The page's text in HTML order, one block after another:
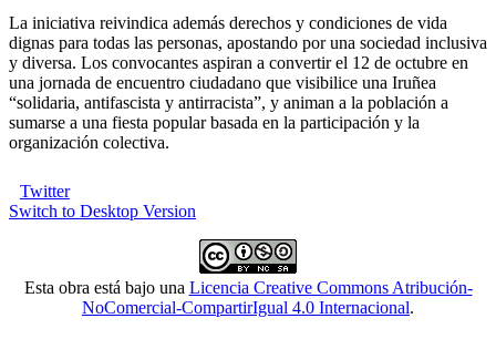
La iniciativa reivindica además derechos y condiciones de vida
dignas para todas las personas, apostando por una sociedad inclusiva
y diversa. Los convocantes aspiran a convertir el 12 de octubre en
una jornada de encuentro ciudadano que visibilice una Iruñea
“solidaria, antifascista y antirracista”, y animan a la población a
sumarse a una fiesta popular basada en la participación y la
organización colectiva.
Twitter
Switch to Desktop Version
Esta obra está bajo una Licencia Creative Commons Atribución-
NoComercial-CompartirIgual 4.0 Internacional.